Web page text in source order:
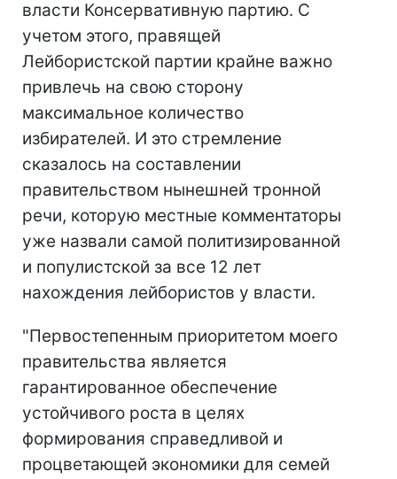
власти Консервативную партию. С
учетом этого, правящей
Лейбористской партии крайне важно
привлечь на свою сторону
максимальное количество
избирателей. И это стремление
сказалось на составлении
правительством нынешней тронной
речи, которую местные комментаторы
уже назвали самой политизированной
и популистской за все 12 лет
нахождения лейбористов у власти.
"Первостепенным приоритетом моего
правительства является
гарантированное обеспечение
устойчивого роста в целях
формирования справедливой и
процветающей экономики для семей